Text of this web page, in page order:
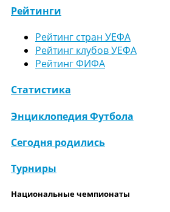
Рейтинги
Рейтинг стран УЕФА
Рейтинг клубов УЕФА
Рейтинг ФИФА
Статистика
Энциклопедия Футбола
Сегодня родились
Турниры
Национальные чемпионаты